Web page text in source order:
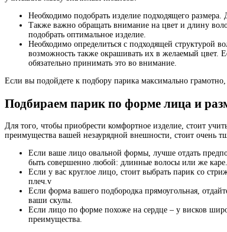
Необходимо подобрать изделие подходящего размера.
Также важно обращать внимание на цвет и длину
подобрать оптимальное изделие.
Необходимо определиться с подходящей
возможность также окрашивать их в желаемый цвет.
обязательно принимать это во внимание.
Если вы подойдете к подбору парика максимально
Подбираем парик по форме лица и
Для того, чтобы приобрести комфортное изделие, стоит
преимущества вашей незаурядной внешности, стоит очень
Если ваше лицо овальной формы, лучше отдать
быть совершенно любой: длинные волосы или же каре.
Если у вас круглое лицо, стоит выбрать парик со
плеч.v
Если форма вашего подбородка прямоугольная,
ваши скулы.
Если лицо по форме похоже на сердце – у висков
преимущества.